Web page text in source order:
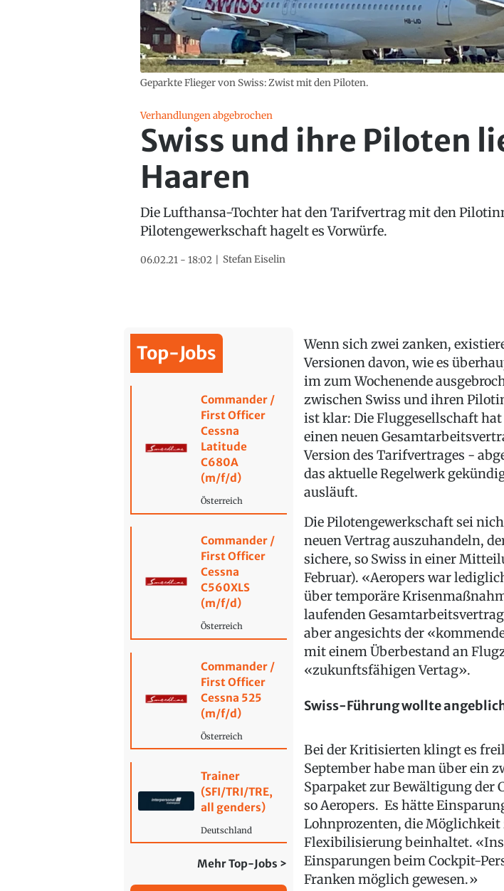
Geparkte Flieger von Swiss: Zwist mit den Piloten.
Verhandlungen abgebrochen
Swiss und ihre Piloten
Haaren
Die Lufthansa-Tochter hat den Tarifvertrag mit den
Pilotengewerkschaft hagelt es Vorwürfe.
06.02.21 - 18:02 Stefan Eiselin
Top-Jobs
Commander /
First Officer
Cessna
Latitude
C680A
(m/f/d)
Österreich
Commander /
First Officer
Cessna
C560XLS
(m/f/d)
Österreich
Commander /
First Officer
Cessna 525
(m/f/d)
Österreich
Trainer
(SFI/TRI/TRE,
all genders)
Deutschland
Mehr Top-Jobs >
Wenn sich zwei zanken,
Versionen davon, wie es
im zum Wochenende
zwischen Swiss und ihren
ist klar: Die Fluggesellschaft
einen neuen
Version des Tarifvertrages -
das aktuelle Regelwerk
ausläuft.
Die Pilotengewerkschaft sei
neuen Vertrag auszuhandeln,
sichere, so Swiss in einer
Februar). «Aeropers war
über temporäre
laufenden
aber angesichts der
mit einem Überbestand an
«zukunftsfähigen Vertag».
Swiss-Führung wollte
Bei der Kritisierten klingt es
September habe man über ein
Sparpaket zur Bewältigung der
so Aeropers. Es hätte
Lohnprozenten, die
Flexibilisierung beinhaltet.
Einsparungen beim Cockpit-
Franken möglich gewesen.»